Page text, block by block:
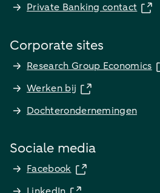
Private Banking contact
Corporate sites
Research Group Economics
Werken bij
Dochterondernemingen
Sociale media
Facebook